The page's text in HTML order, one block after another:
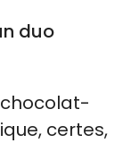
duo
chocolat-
certes,